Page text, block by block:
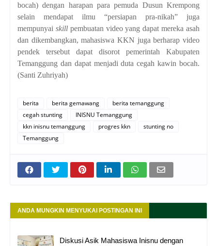
bocah) dengan harapan para pemuda Dusun Krempong
selain mendapat ilmu “persiapan pra-nikah” juga
mempunyai skillpembuatan video yang dapat mereka asah
dan dikembangkan, mahasiswa KKN juga berharap video
pendek tersebut dapat disorot pemerintah Kabupaten
Temanggung dan dapat menjadi duta cegah kawin bocah.
(Santi Zuhriyah)
berita berita gemawang
berita temanggung
cegah stunting
INISNU Temanggung
kkn inisnu temanggung
progres kkn
stunting no
Temanggung
ANDA MUNGKIN MENYUKAI POSTINGAN INI
Diskusi Asik Mahasiswa Inisnu dengan